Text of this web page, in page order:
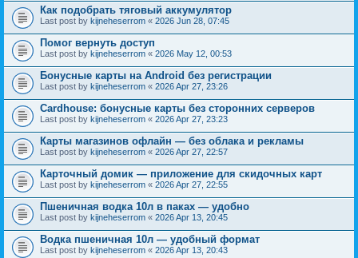
Как подобрать тяговый аккумулятор
Last post by kijneheserrom « 2026 Jun 28, 07:45
Помог вернуть доступ
Last post by kijneheserrom « 2026 May 12, 00:53
Бонусные карты на Android без регистрации
Last post by kijneheserrom « 2026 Apr 27, 23:26
Cardhouse: бонусные карты без сторонних серверов
Last post by kijneheserrom « 2026 Apr 27, 23:23
Карты магазинов офлайн — без облака и рекламы
Last post by kijneheserrom « 2026 Apr 27, 22:57
Карточный домик — приложение для скидочных карт
Last post by kijneheserrom « 2026 Apr 27, 22:55
Пшеничная водка 10л в паках — удобно
Last post by kijneheserrom « 2026 Apr 13, 20:45
Водка пшеничная 10л — удобный формат
Last post by kijneheserrom « 2026 Apr 13, 20:43